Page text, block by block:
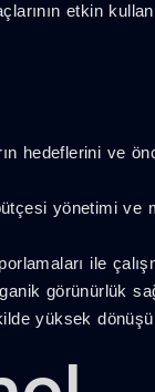
etkin
hedeflerini ve
yönetimi ve
ile
görünürlük
yüksek